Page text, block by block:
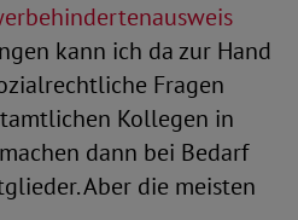
kann ich da zur Hand
Fragen
Kollegen in
dann bei Bedarf
Aber die meisten